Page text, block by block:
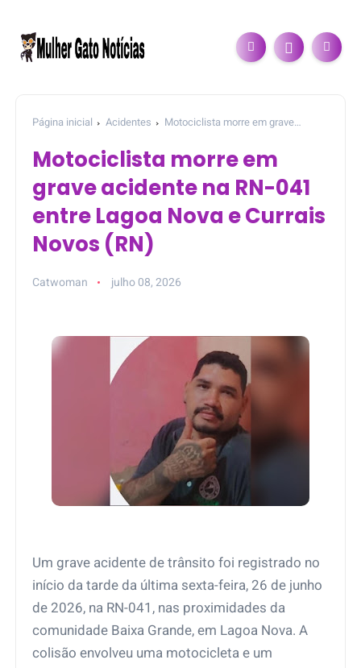
Página inicial Acidentes
Motociclista morre em grave
Motociclista morre em
grave acidente na RN-041
entre Lagoa Nova e Currais
Novos (RN)
Catwoman julho 08, 2026
Um grave acidente de trânsito foi registrado no
início da tarde da última sexta-feira, 26 de junho
de 2026, na RN-041, nas proximidades da
comunidade Baixa Grande, em Lagoa Nova. A
colisão envolveu uma motocicleta e um